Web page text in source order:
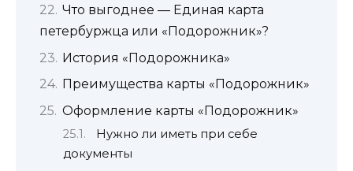
Что выгоднее — Единая карта
петербуржца или «Подорожник»?
История «Подорожника»
Преимущества карты «Подорожник»
Оформление карты «Подорожник»
Нужно ли иметь при себе
документы